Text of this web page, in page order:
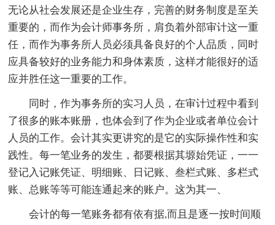
无论从社会发展还是企业生存，完善的财务制度是至关
重要的，而作为会计师事务所，肩负着外部审计这一重
任，而作为事务所人员必须具备良好的个人品质，同时
应具备较好的业务能力和身体素质，这样才能很好的适
应并胜任这一重要的工作。
同时，作为事务所的实习人员，在审计过程中看到
了很多的账本账册，也体会到了作为企业或者单位会计
人员的工作。会计其实更讲究的是它的实际操作性和实
践性。每一笔业务的发生，都要根据其塬始凭证，一一
登记入记账凭证、明细账、日记账、叁栏式账、多栏式
账、总账等等可能连通起来的账户。这为其一、
会计的每一笔账务都有依有据,而且是逐一按时间顺